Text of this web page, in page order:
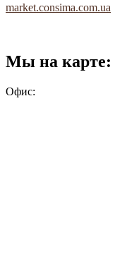
market.consima.com.ua
Мы на карте:
Офис: